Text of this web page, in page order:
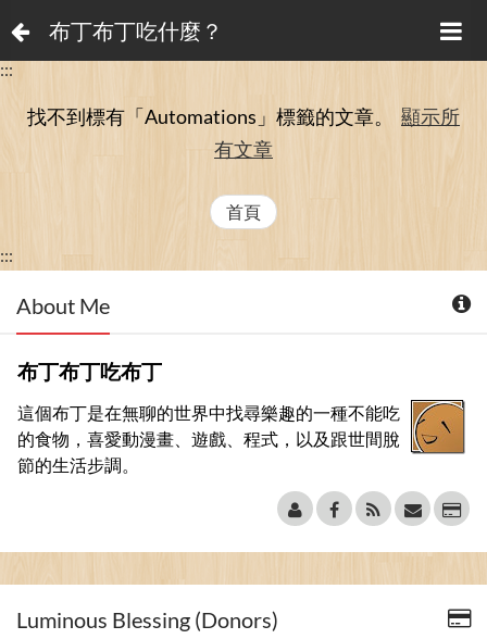
布丁布丁吃什麼？
:::
找不到標有「Automations」 標籤的文章。
顯示所
有文章
首頁
:::
About Me
布丁布丁吃布丁
這個布丁是在無聊的世界中找尋樂趣的一種不能吃
的食物，喜愛動漫畫、遊戲、程式，以及跟世間脫
節的生活步調。
Luminous Blessing (Donors)